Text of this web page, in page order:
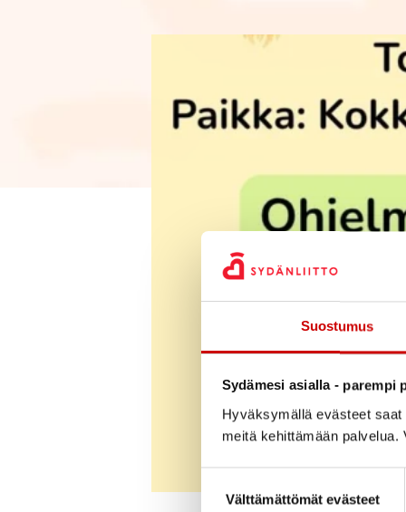
Suostumus
Sydämesi asialla - parempi
Hyväksymällä evästeet
meitä kehittämään
Välttämättömät evästeet